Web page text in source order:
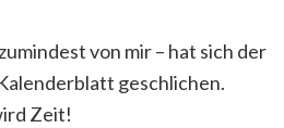
von mir – hat sich der
geschlichen.
Zeit!